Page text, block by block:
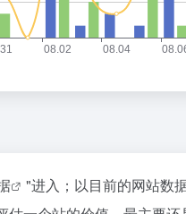
"进入；以目前的网站数